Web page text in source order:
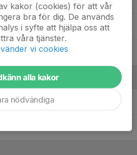
kakor (cookies) för att vår
bra för dig. De används
i syfte att hjälpa oss att
våra tjänster.
vi cookies
alla kakor
nödvändiga